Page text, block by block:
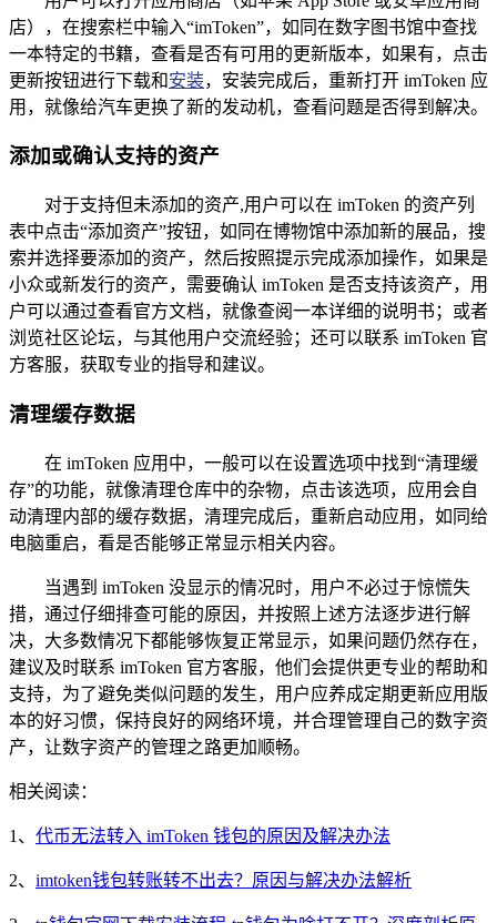
店），在搜索栏中输入“imToken”，如同在数字图书馆中查找
一本特定的书籍，查看是否有可用的更新版本，如果有，点击
更新按钮进行下载和安装，安装完成后，重新打开 imToken 应
用，就像给汽车更换了新的发动机，查看问题是否得到解决。
添加或确认支持的资产
对于支持但未添加的资产,用户可以在 imToken 的资产列
表中点击“添加资产”按钮，如同在博物馆中添加新的展品，搜
索并选择要添加的资产，然后按照提示完成添加操作，如果是
小众或新发行的资产，需要确认 imToken 是否支持该资产，用
户可以通过查看官方文档，就像查阅一本详细的说明书；或者
浏览社区论坛，与其他用户交流经验；还可以联系 imToken 官
方客服，获取专业的指导和建议。
清理缓存数据
在 imToken 应用中，一般可以在设置选项中找到“清理缓
存”的功能，就像清理仓库中的杂物，点击该选项，应用会自
动清理内部的缓存数据，清理完成后，重新启动应用，如同给
电脑重启，看是否能够正常显示相关内容。
当遇到 imToken 没显示的情况时，用户不必过于惊慌失
措，通过仔细排查可能的原因，并按照上述方法逐步进行解
决，大多数情况下都能够恢复正常显示，如果问题仍然存在，
建议及时联系 imToken 官方客服，他们会提供更专业的帮助和
支持，为了避免类似问题的发生，用户应养成定期更新应用版
本的好习惯，保持良好的网络环境，并合理管理自己的数字资
产，让数字资产的管理之路更加顺畅。
相关阅读：
1、 代币无法转入 imToken 钱包的原因及解决办法
2、 imtoken钱包转账转不出去？原因与解决办法解析